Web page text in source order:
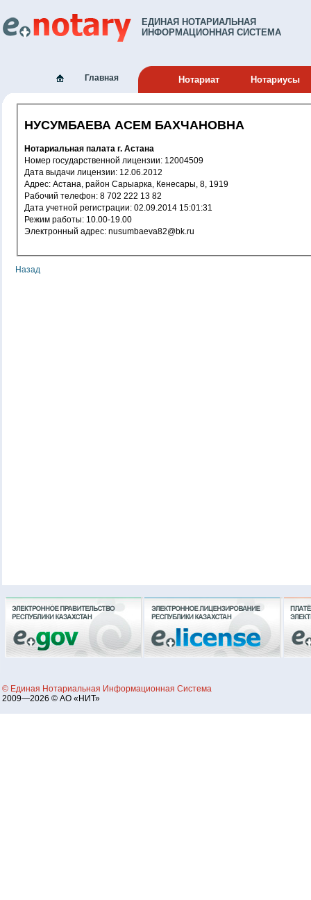
ЕДИНАЯ НОТАРИАЛЬНАЯ
ИНФОРМАЦИОННАЯ СИСТЕМА
Главная Нотариат Нотариусы
НУСУМБАЕВА АСЕМ БАХЧАНОВНА
Нотариальная палата г. Астана
Номер государственной лицензии: 12004509
Дата выдачи лицензии: 12.06.2012
Адрес: Астана, район Сарыарка, Кенесары, 8, 1919
Рабочий телефон: 8 702 222 13 82
Дата учетной регистрации: 02.09.2014 15:01:31
Режим работы: 10.00-19.00
Электронный адрес: nusumbaeva82@bk.ru
Назад
© Единая Нотариальная Информационная Система
2009—2026 © АО «НИТ»